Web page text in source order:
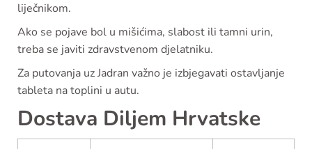
liječnikom.
Ako se pojave bol u mišićima, slabost ili tamni urin,
treba se javiti zdravstvenom djelatniku.
Za putovanja uz Jadran važno je izbjegavati ostavljanje
tableta na toplini u autu.
Dostava Diljem Hrvatske